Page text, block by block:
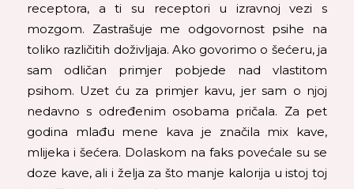
receptora, a ti su receptori u izravnoj vezi s
mozgom. Zastrašuje me odgovornost psihe na
toliko različitih doživljaja. Ako govorimo o šećeru, ja
sam odličan primjer pobjede nad vlastitom
psihom. Uzet ću za primjer kavu, jer sam o njoj
nedavno s određenim osobama pričala. Za pet
godina mlađu mene kava je značila mix kave,
mlijeka i šećera. Dolaskom na faks povećale su se
doze kave, ali i želja za što manje kalorija u istoj toj